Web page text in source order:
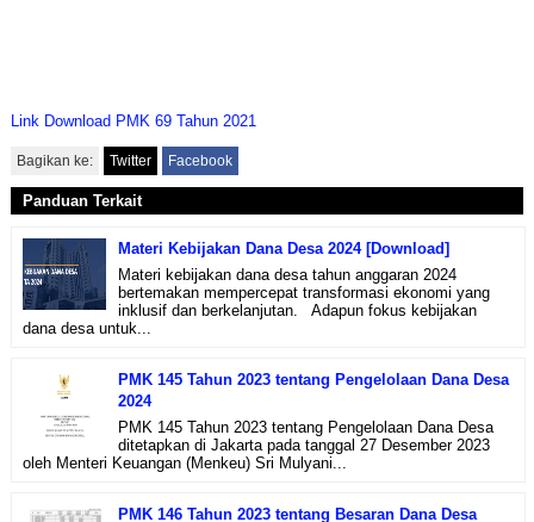
Link Download PMK 69 Tahun 2021
Bagikan ke: Twitter Facebook
Panduan Terkait
Materi Kebijakan Dana Desa 2024 [Download]
Materi kebijakan dana desa tahun anggaran 2024
bertemakan mempercepat transformasi ekonomi yang
inklusif dan berkelanjutan. Adapun fokus kebijakan
dana desa untuk...
PMK 145 Tahun 2023 tentang Pengelolaan Dana Desa
2024
PMK 145 Tahun 2023 tentang Pengelolaan Dana Desa
ditetapkan di Jakarta pada tanggal 27 Desember 2023
oleh Menteri Keuangan (Menkeu) Sri Mulyani...
PMK 146 Tahun 2023 tentang Besaran Dana Desa